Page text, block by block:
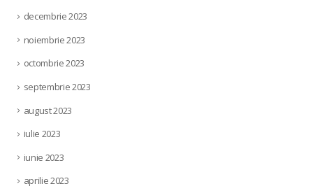
decembrie 2023
noiembrie 2023
octombrie 2023
septembrie 2023
august 2023
iulie 2023
iunie 2023
aprilie 2023